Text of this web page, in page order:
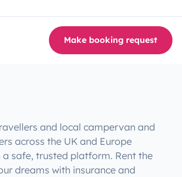
Make booking request
and local campervan and
across the UK and Europe
safe, trusted platform. Rent the
dreams with insurance and